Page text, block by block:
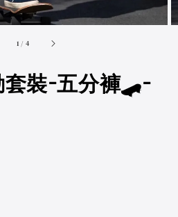
1 / accessibility.of
4
裝-五分褲🛹-